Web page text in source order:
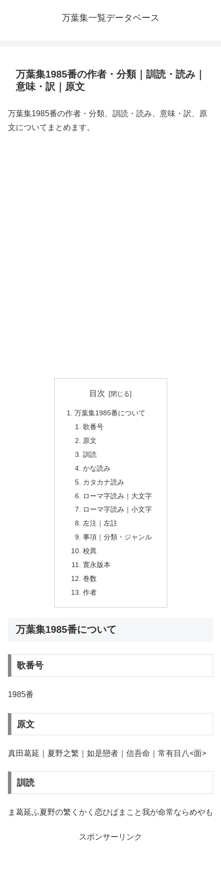
万葉集一覧データベース
万葉集1985番の作者・分類｜訓読・読み｜
意味・訳｜原文
万葉集1985番の作者・分類、訓読・読み、意味・訳、原
文についてまとめます。
目次
万葉集1985番について
歌番号
原文
訓読
かな読み
カタカナ読み
ローマ字読み｜大文字
ローマ字読み｜小文字
左注｜左註
事項｜分類・ジャンル
校異
寛永版本
巻数
作者
万葉集1985番について
歌番号
1985番
原文
真田葛延｜夏野之繁｜如是戀者｜信吾命｜常有目八<面>
訓読
ま葛延ふ夏野の繁くかく恋ひばまこと我が命常ならめやも
スポンサーリンク